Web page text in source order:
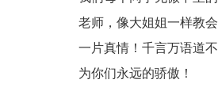
老师，像大姐姐一样教
一片真情！千言万语道
为你们永远的骄傲！